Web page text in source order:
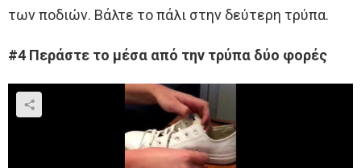
των ποδιών. Βάλτε το πάλι στην δεύτερη τρύπα.
#4 Περάστε το μέσα από την τρύπα δύο φορές